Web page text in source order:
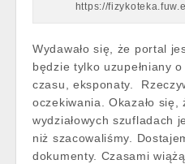
https://
Wydawało się, że portal
będzie tylko uzupełniany
czasu, eksponaty.
oczekiwania. Okazało się,
wydziałowych szufladach
niż szacowaliśmy.
dokumenty. Czasami